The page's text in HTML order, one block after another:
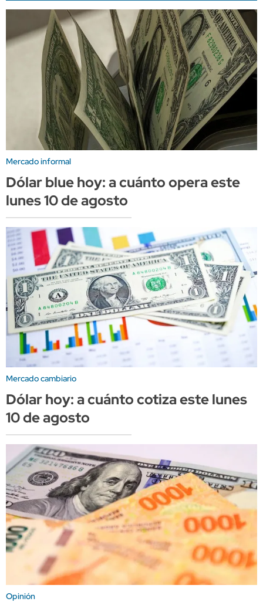
Mercado informal
Dólar blue hoy: a cuánto opera este
lunes 10 de agosto
Mercado cambiario
Dólar hoy: a cuánto cotiza este lunes
10 de agosto
Opinión